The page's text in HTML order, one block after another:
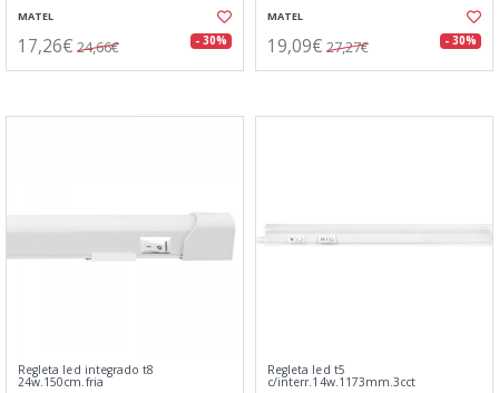
MATEL
17,26€ 24,66€ - 30%
MATEL
19,09€ 27,27€ - 30%
Regleta led integrado t8
24w.150cm.fria
Regleta led t5
c/interr.14w.1173mm.3cct